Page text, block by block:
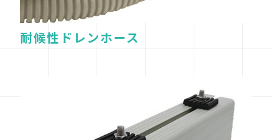
耐候性ドレンホース